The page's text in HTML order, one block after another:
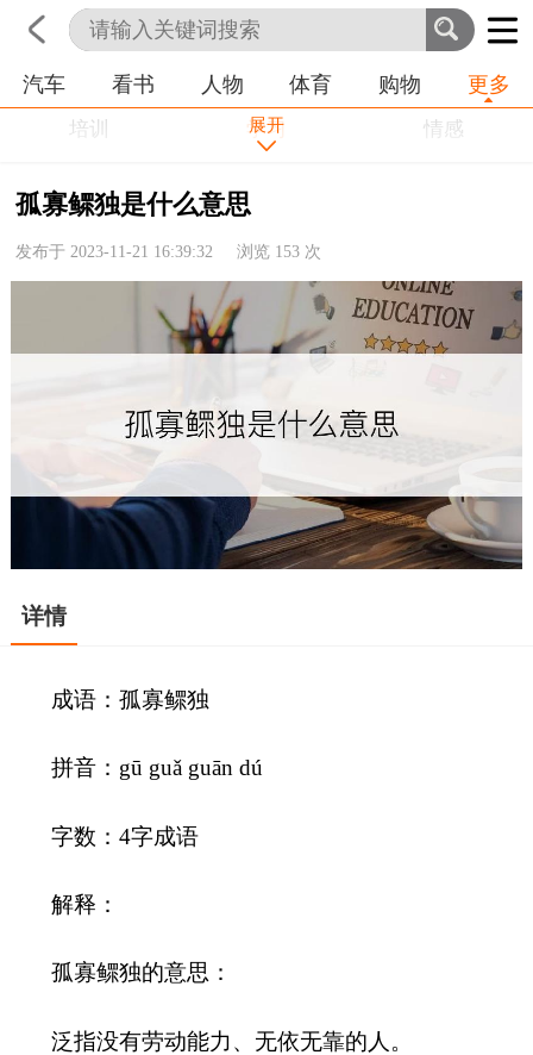
首页 科技 生活 职业
汽车 看书 人物 体育 购物 更多
培训 学习
情感
农业
命理
健康
历史
展开
孤寡鳏独是什么意思
发布于 2023-11-21 16:39:32 浏览 153 次
详情
成语：孤寡鳏独
拼音：gū guǎ guān dú
字数：4字成语
解释：
孤寡鳏独的意思：
泛指没有劳动能力、无依无靠的人。